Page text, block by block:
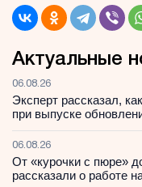
Актуальные
06.08.26
Эксперт рассказал,
при выпуске
06.08.26
От «курочки с пюре»
рассказали о работе